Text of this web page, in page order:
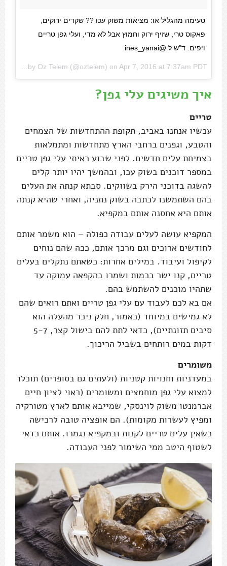
טעימה מהגליל או: מציאות משוק עכו ?? שקדים ירוקים,
פאקוס טרי, שזיף ירוק וחמוץ אבל לא מדי, ועלי גפן טריים
ויפים. ד"ש ל @ines_yanai
Apr 7, 2016 at 7:37am PDT
איך משיגים עלי גפן?
טריים
עכשיו אנחנו באביב, תקופת ההתחדשות של הצמחים
והטבע, וגפנים ברחבי הארץ מתחדשות ומתמלאות
בצמיחת עלים חדשים. לפני שבוע ראיתי עלי גפן טריים
במספר דוכנים בשוק עכו, ובהמשך יהיו יותר קלים
להשגה בדוכני הירק בשווקים. סבתא קנתה את העלים
בהם השתמשנו לכתבה בשוק נתניה, ואחרי שהיא קנתה
אותם היא אחסנה אותם במקפיא.
המקפיא עושה לעלים עבודה כפולה – הוא משמר אותם
לחודשים ארוכים וגם מרכך אותם, ככה שהם נוחים
לקיפול ועיבוד. במילים אחרות: כשאתם נתקלים בעלים
טריים, קנו ישר בכמות ושמרו בהקפאה עמוקה עד
שתהיו מוכנים להשתמש בהם.
אם בא לכם לעבוד עם עלי גפן טריים ואתם רואים שהם
לא גמישים במיוחד (כאמור, חלק ניכר מהעלה הוא
סיבים תזונתיים), כדאי לתת להם בישול קצר, 5-7
דקות במים רותחים בשביל הריכוך.
משומרים
במעדניות וחנויות קטניות (ולעתים גם בסופרים) תוכלו
למצוא עלי גפן מוחמצים ומשומרים (ראוי לציון חיים
אברמנטו משוק לוינסקי, שמייבא אותם לארץ מטורקיה
ומפיץ לעשרות מקומות). הם אופציה טובה לרכישה
כשאין עלים טריים לקנות ובמקפיא נגמרו. אותם כדאי
לשטוף היטב ממי השימור לפני העבודה.